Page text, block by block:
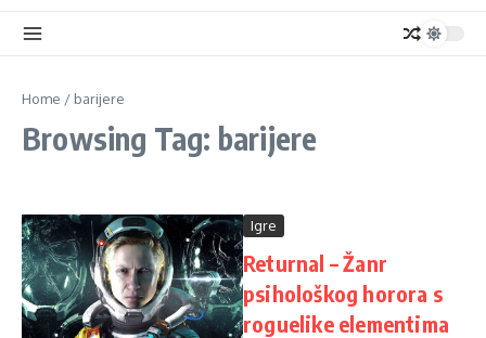
Home / barijere
Browsing Tag: barijere
Igre
Returnal – Žanr
psihološkog horora s
roguelike elementima